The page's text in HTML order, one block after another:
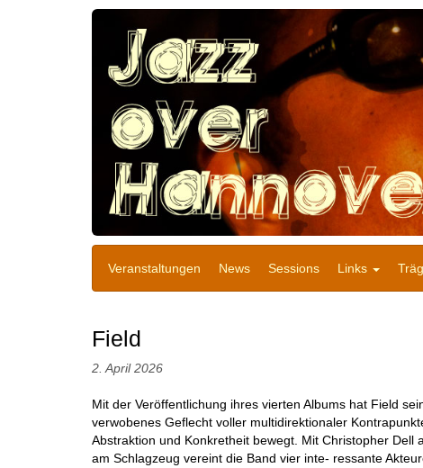
Veranstaltungen News Sessions Links
Field
2. April 2026
Mit der Veröffentlichung ihres vierten Albums hat Field
verwobenes Geflecht voller multidirektionaler
Abstraktion und Konkretheit bewegt. Mit Christopher
am Schlagzeug vereint die Band vier inte- ressante